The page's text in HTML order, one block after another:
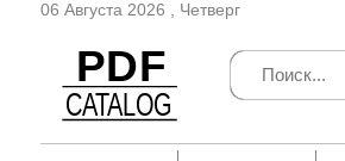
06 Августа 2026 , Четверг